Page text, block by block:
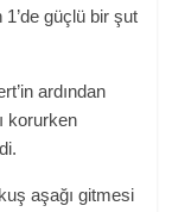
1’de güçlü bir şut
ardından
korurken
aşağı gitmesi